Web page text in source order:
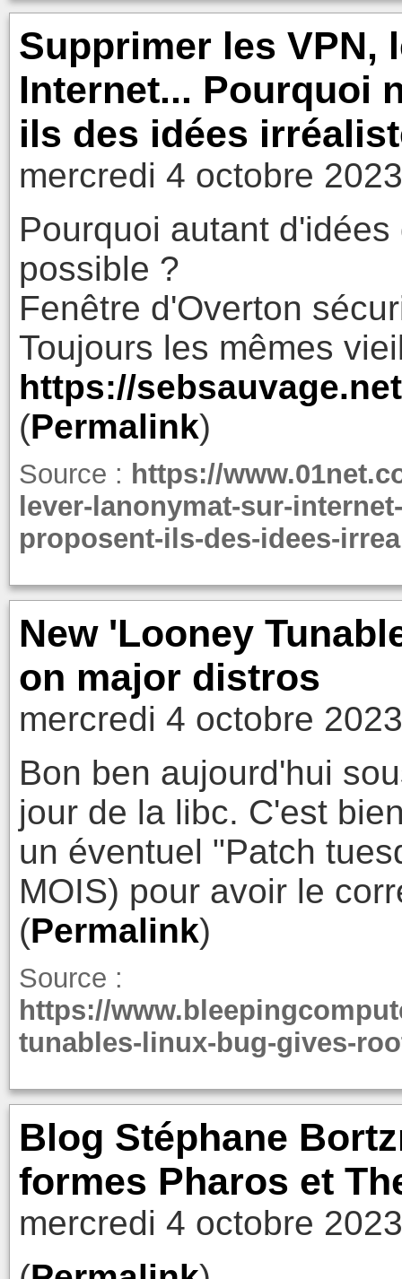
Supprimer les VPN,
Internet... Pourquoi
ils des idées
mercredi 4 octobre
Pourquoi autant
possible ?
Fenêtre d'Overton
Toujours les mêmes
https://
(Permalink)
Source : https://
lever-lanonymat-sur-
proposent-ils-des-idees-
New 'Looney
on major distros
mercredi 4 octobre
Bon ben aujourd'hui
jour de la libc. C'est
un éventuel "Patch
MOIS) pour avoir le
(Permalink)
Source :
https://
tunables-linux-bug-gives-
Blog Stéphane
formes Pharos et
mercredi 4 octobre